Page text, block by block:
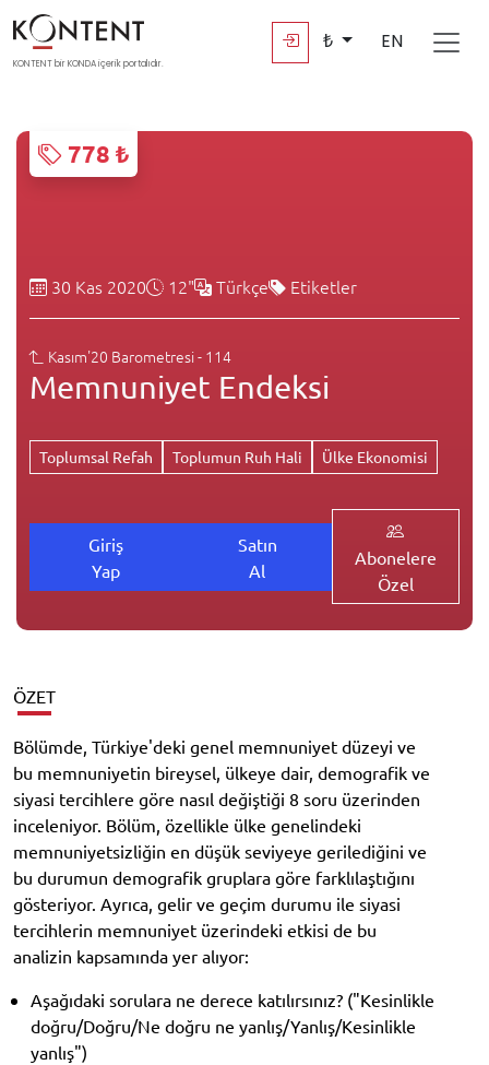
KONTENT bir KONDA içerik portalıdır.
₺ EN
778 ₺
30 Kas 2020 12" Türkçe Etiketler
Kasım'20 Barometresi - 114
Memnuniyet Endeksi
Toplumsal Refah Toplumun Ruh Hali Ülke Ekonomisi
Giriş
Yap
Satın
Al
Abonelere
Özel
ÖZET
Bölümde, Türkiye'deki genel memnuniyet düzeyi ve
bu memnuniyetin bireysel, ülkeye dair, demografik ve
siyasi tercihlere göre nasıl değiştiği 8 soru üzerinden
inceleniyor. Bölüm, özellikle ülke genelindeki
memnuniyetsizliğin en düşük seviyeye gerilediğini ve
bu durumun demografik gruplara göre farklılaştığını
gösteriyor. Ayrıca, gelir ve geçim durumu ile siyasi
tercihlerin memnuniyet üzerindeki etkisi de bu
analizin kapsamında yer alıyor:
Aşağıdaki sorulara ne derece katılırsınız? ("Kesinlikle
doğru/Doğru/Ne doğru ne yanlış/Yanlış/Kesinlikle
yanlış")